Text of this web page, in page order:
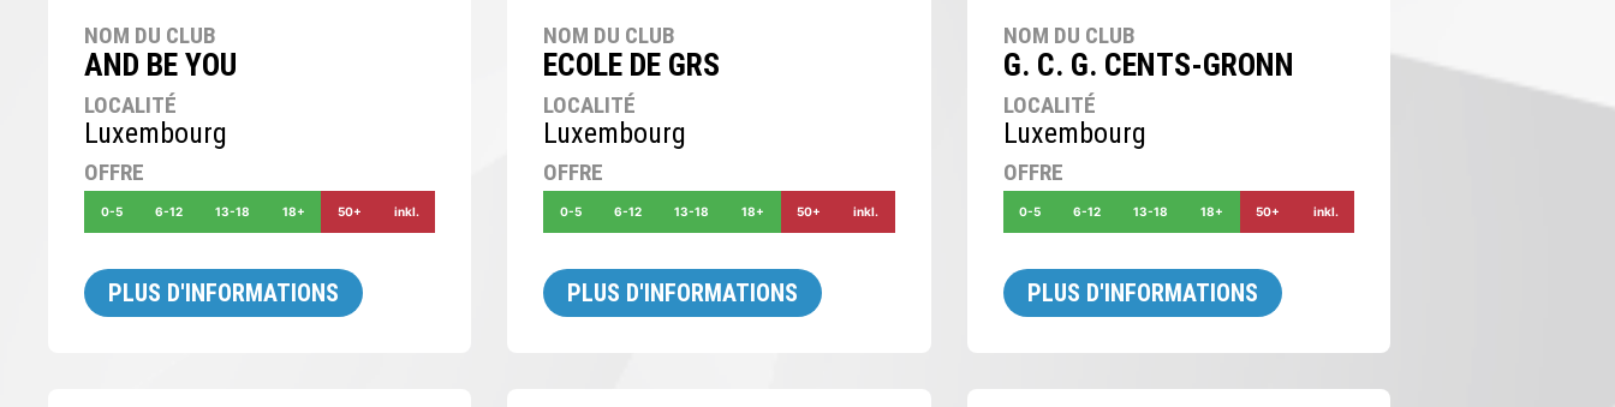
NOM DU CLUB
AND BE YOU
LOCALITÉ
Luxembourg
OFFRE
0-5 6-12 13-18 18+ 50+ inkl.
PLUS D'INFORMATIONS
NOM DU CLUB
ECOLE DE GRS
LOCALITÉ
Luxembourg
OFFRE
0-5 6-12 13-18 18+ 50+ inkl.
PLUS D'INFORMATIONS
NOM DU CLUB
G. C. G. CENTS-GRONN
LOCALITÉ
Luxembourg
OFFRE
0-5 6-12 13-18 18+ 50+ inkl.
PLUS D'INFORMATIONS